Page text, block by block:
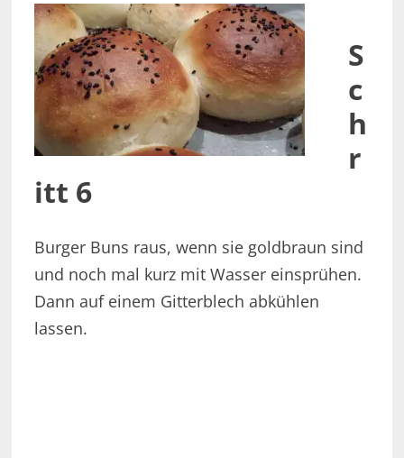
S
c
h
r
itt 6
Burger Buns raus, wenn sie goldbraun sind
und noch mal kurz mit Wasser einsprühen.
Dann auf einem Gitterblech abkühlen
lassen.